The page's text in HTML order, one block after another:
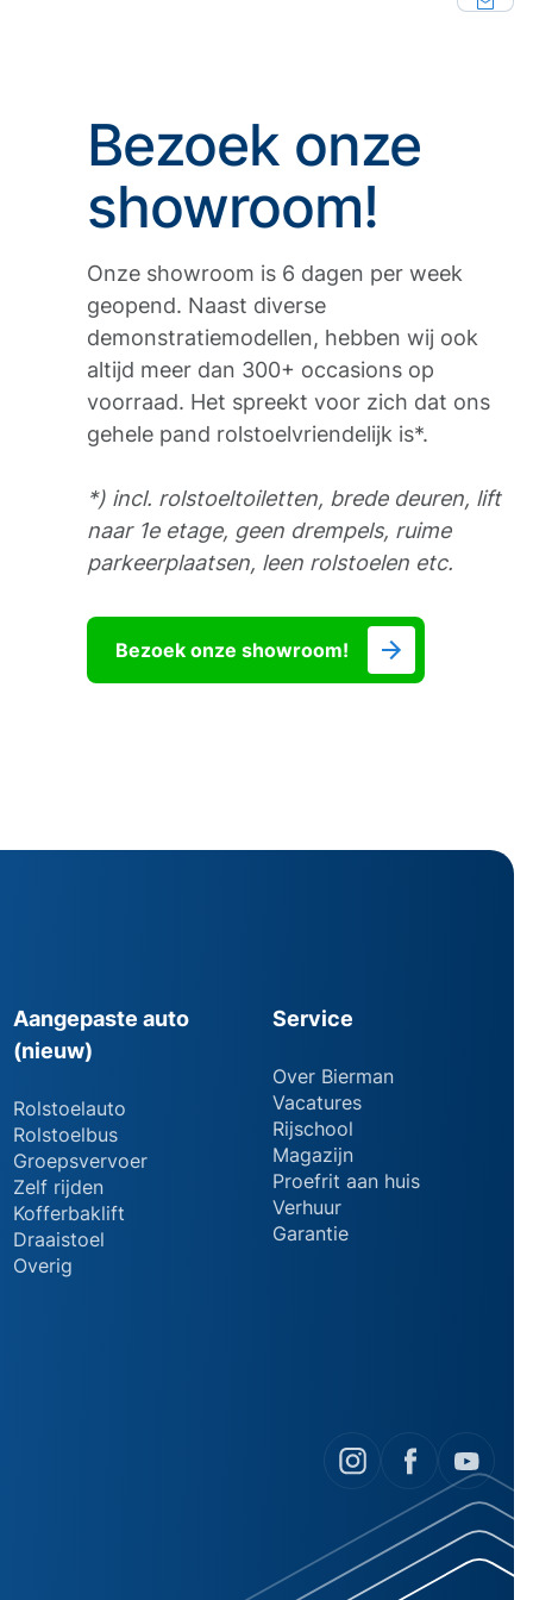
Bezoek onze
showroom!
Onze showroom is 6 dagen per week
geopend. Naast diverse
demonstratiemodellen, hebben wij ook
altijd meer dan 300+ occasions op
voorraad. Het spreekt voor zich dat ons
gehele pand rolstoelvriendelijk is*.
*) incl. rolstoeltoiletten, brede deuren, lift
naar 1e etage, geen drempels, ruime
parkeerplaatsen, leen rolstoelen etc.
Bezoek onze showroom!
Aangepaste auto
(nieuw)
Rolstoelauto
Rolstoelbus
Groepsvervoer
Zelf rijden
Kofferbaklift
Draaistoel
Overig
Service
Over Bierman
Vacatures
Rijschool
Magazijn
Proefrit aan huis
Verhuur
Garantie